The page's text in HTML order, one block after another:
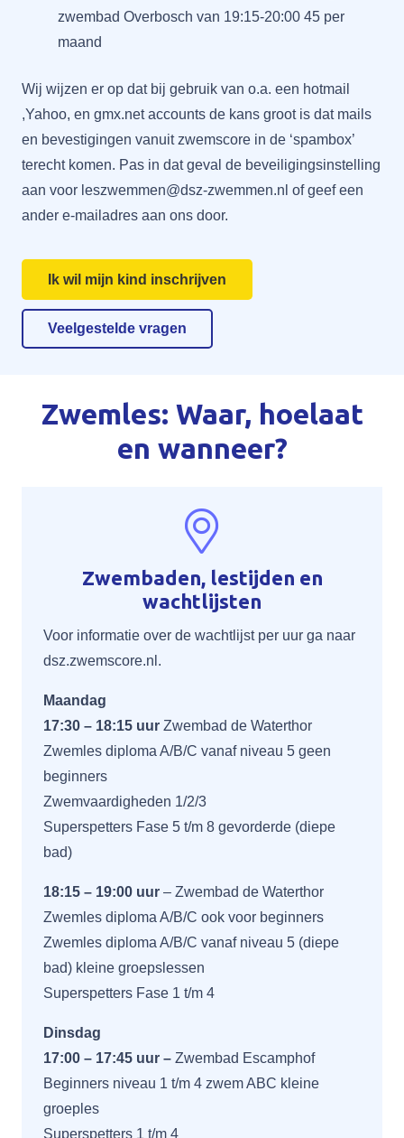
zwembad Overbosch van 19:15-20:00 45 per
maand
Wij wijzen er op dat bij gebruik van o.a. een hotmail
,Yahoo, en gmx.net accounts de kans groot is dat mails
en bevestigingen vanuit zwemscore in de ‘spambox’
terecht komen. Pas in dat geval de beveiligingsinstelling
aan voor leszwemmen@dsz-zwemmen.nl of geef een
ander e-mailadres aan ons door.
Ik wil mijn kind inschrijven
Veelgestelde vragen
Zwemles: Waar, hoelaat
en wanneer?
Zwembaden, lestijden en
wachtlijsten
Voor informatie over de wachtlijst per uur ga naar
dsz.zwemscore.nl .
Maandag
17:30 – 18:15 uur Zwembad de Waterthor
Zwemles diploma A/B/C vanaf niveau 5 geen
beginners
Zwemvaardigheden 1/2/3
Superspetters Fase 5 t/m 8 gevorderde (diepe
bad)
18:15 – 19:00 uur – Zwembad de Waterthor
Zwemles diploma A/B/C ook voor beginners
Zwemles diploma A/B/C vanaf niveau 5 (diepe
bad) kleine groepslessen
Superspetters Fase 1 t/m 4
Dinsdag
17:00 – 17:45 uur – Zwembad Escamphof
Beginners niveau 1 t/m 4 zwem ABC kleine
groeples
Superspetters 1 t/m 4